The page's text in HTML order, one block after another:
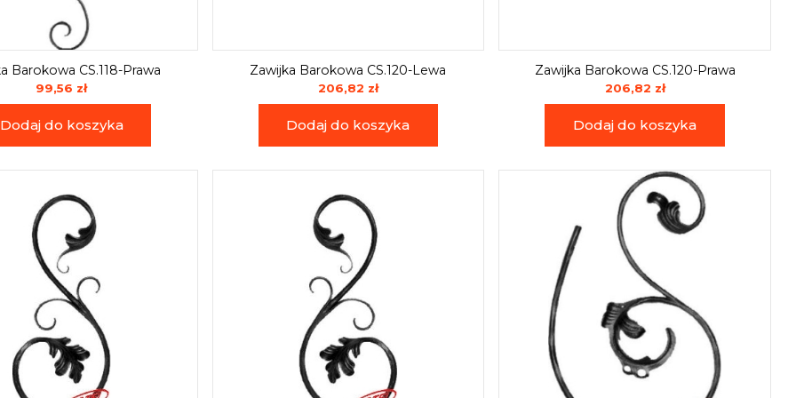
Barokowa CS.118-Prawa
99,56 zł
Dodaj do koszyka
Zawijka Barokowa CS.120-Lewa
206,82 zł
Dodaj do koszyka
Zawijka Barokowa CS.120-Prawa
206,82 zł
Dodaj do koszyka